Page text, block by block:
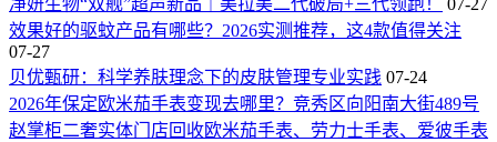
净妍生物“双舰”超声新品｜美拉美二代破局+三代领跑！
07-27
效果好的驱蚊产品有哪些？2026实测推荐，这4款值得关注
07-27
贝优甄研：科学养肤理念下的皮肤管理专业实践 07-24
2026年保定欧米茄手表变现去哪里？竞秀区向阳南大街489号
赵掌柜二奢实体门店回收欧米茄手表、劳力士手表、爱彼手表